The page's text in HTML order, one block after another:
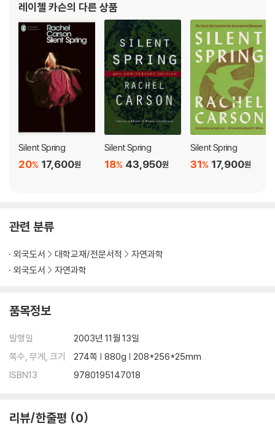
어가 라디오 대본을 쓰는 일을 했으며, 「볼티모어 선」
레이첼 카슨의 다른 상품
Silent Spring
17,600원
20%
Silent Spring
43,950원
18%
Silent Spring
17,900원
31%
관련 분류
외국도서 대학교재/전문서적
자연과학
외국도서
자연과학
품목정보
발행일
2003년 11월 13일
쪽수, 무게, 크기
274쪽 | 880g | 208*256*25mm
ISBN13
9780195147018
리뷰/한줄평 0